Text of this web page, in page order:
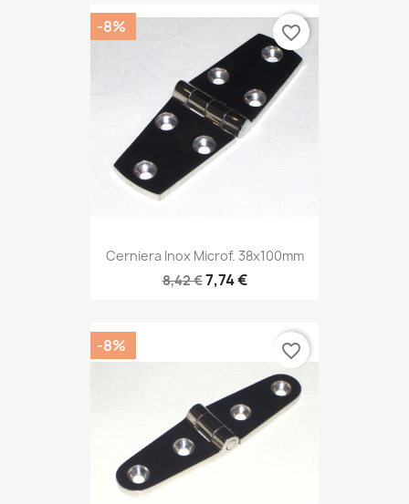
Cerniera Inox Microf. 38x100mm
8,42 €7,74 €
-8% favorite_border
-8% favorite_border